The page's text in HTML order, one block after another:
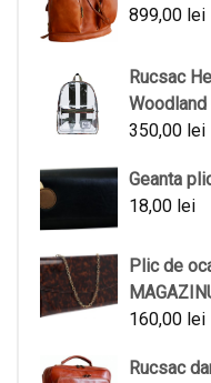
899,00 lei
Rucsac
Woodland
350,00 lei
Geanta
18,00 lei
Plic de
160,00 lei
Rucsac